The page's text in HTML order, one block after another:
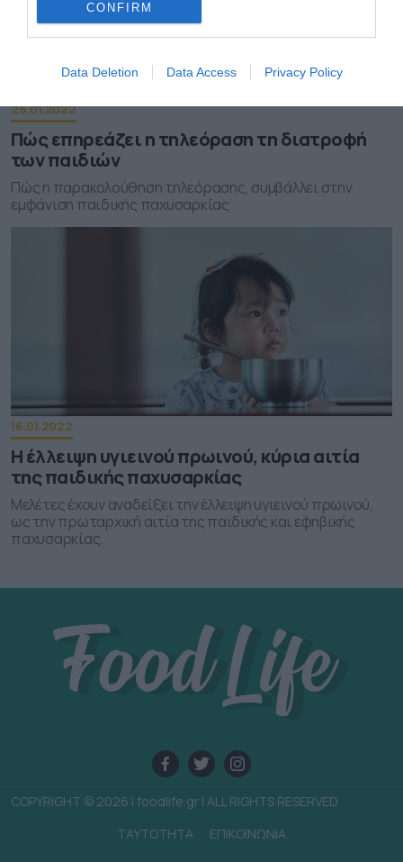
CONFIRM
Data Deletion Data Access Privacy Policy
26.01.2022
Πώς επηρεάζει η τηλεόραση τη διατροφή
των παιδιών
Πώς η παρακολούθηση τηλεόρασης, συμβάλλει στην
εμφάνιση παιδικής παχυσαρκίας
16.01.2022
Η έλλειψη υγιεινού πρωινού, κύρια αιτία
της παιδικής παχυσαρκίας
Μελέτες έχουν αναδείξει την έλλειψη υγιεινού πρωινού,
ως την πρωταρχική αιτία της παιδικής και εφηβικής
παχυσαρκίας.
COPYRIGHT © 2026 | foodlife.gr | ALL RIGHTS RESERVED
TAYTOTHTA
ΕΠΙΚΟΙΝΩΝΙΑ